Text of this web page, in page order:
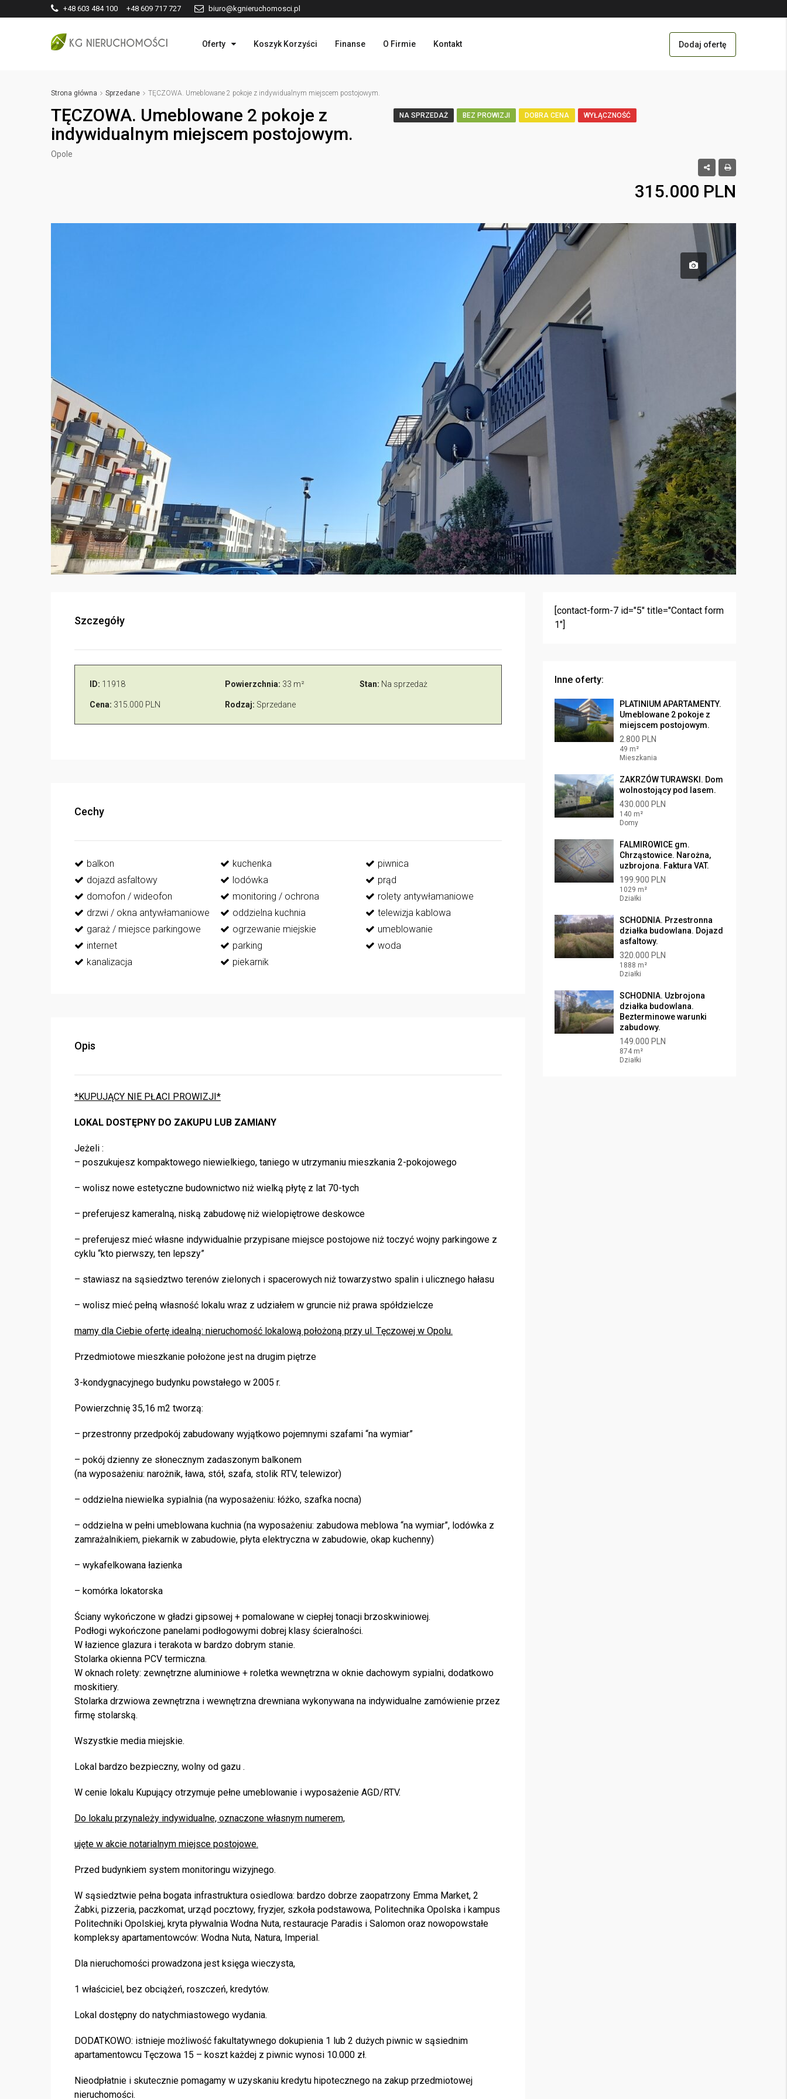
+48 603 484 100 +48 609 717 727 biuro@kgnieruchomosci.pl
Oferty Koszyk Korzyści Finanse O Firmie Kontakt Dodaj ofertę
Strona główna Sprzedane TĘCZOWA. Umeblowane 2 pokoje z indywidualnym miejscem postojowym.
TĘCZOWA. Umeblowane 2 pokoje z
indywidualnym miejscem postojowym.
NA SPRZEDAŻ BEZ PROWIZJI DOBRA CENA WYŁĄCZNOŚĆ
Opole
315.000 PLN
Szczegóły
ID: 11918
Cena: 315.000 PLN
Powierzchnia: 33 m²
Rodzaj: Sprzedane
Stan: Na sprzedaż
Cechy
balkon
dojazd asfaltowy
domofon / wideofon
drzwi / okna antywłamaniowe
garaż / miejsce parkingowe
internet
kanalizacja
kuchenka
lodówka
monitoring / ochrona
oddzielna kuchnia
ogrzewanie miejskie
parking
piekarnik
piwnica
prąd
rolety antywłamaniowe
telewizja kablowa
umeblowanie
woda
Opis
*KUPUJĄCY NIE PŁACI PROWIZJI*
LOKAL DOSTĘPNY DO ZAKUPU LUB ZAMIANY
Jeżeli :
– poszukujesz kompaktowego niewielkiego, taniego w utrzymaniu mieszkania 2-pokojowego
– wolisz nowe estetyczne budownictwo niż wielką płytę z lat 70-tych
– preferujesz kameralną, niską zabudowę niż wielopiętrowe deskowce
– preferujesz mieć własne indywidualnie przypisane miejsce postojowe niż toczyć wojny parkingowe z
cyklu “kto pierwszy, ten lepszy”
– stawiasz na sąsiedztwo terenów zielonych i spacerowych niż towarzystwo spalin i ulicznego hałasu
– wolisz mieć pełną własność lokalu wraz z udziałem w gruncie niż prawa spółdzielcze
mamy dla Ciebie ofertę idealną: nieruchomość lokalową położoną przy ul. Tęczowej w Opolu.
Przedmiotowe mieszkanie położone jest na drugim piętrze
3-kondygnacyjnego budynku powstałego w 2005 r.
Powierzchnię 35,16 m2 tworzą:
– przestronny przedpokój zabudowany wyjątkowo pojemnymi szafami “na wymiar”
– pokój dzienny ze słonecznym zadaszonym balkonem
(na wyposażeniu: narożnik, ława, stół, szafa, stolik RTV, telewizor)
– oddzielna niewielka sypialnia (na wyposażeniu: łóżko, szafka nocna)
– oddzielna w pełni umeblowana kuchnia (na wyposażeniu: zabudowa meblowa “na wymiar”, lodówka z
zamrażalnikiem, piekarnik w zabudowie, płyta elektryczna w zabudowie, okap kuchenny)
– wykafelkowana łazienka
– komórka lokatorska
Ściany wykończone w gładzi gipsowej + pomalowane w ciepłej tonacji brzoskwiniowej.
Podłogi wykończone panelami podłogowymi dobrej klasy ścieralności.
W łazience glazura i terakota w bardzo dobrym stanie.
Stolarka okienna PCV termiczna.
W oknach rolety: zewnętrzne aluminiowe + roletka wewnętrzna w oknie dachowym sypialni, dodatkowo
moskitiery.
Stolarka drzwiowa zewnętrzna i wewnętrzna drewniana wykonywana na indywidualne zamówienie przez
firmę stolarską.
Wszystkie media miejskie.
Lokal bardzo bezpieczny, wolny od gazu .
W cenie lokalu Kupujący otrzymuje pełne umeblowanie i wyposażenie AGD/RTV.
Do lokalu przynależy indywidualne, oznaczone własnym numerem,
ujęte w akcie notarialnym miejsce postojowe.
Przed budynkiem system monitoringu wizyjnego.
W sąsiedztwie pełna bogata infrastruktura osiedlowa: bardzo dobrze zaopatrzony Emma Market, 2
Żabki, pizzeria, paczkomat, urząd pocztowy, fryzjer, szkoła podstawowa, Politechnika Opolska i kampus
Politechniki Opolskiej, kryta pływalnia Wodna Nuta, restauracje Paradis i Salomon oraz nowopowstałe
kompleksy apartamentowców: Wodna Nuta, Natura, Imperial.
Dla nieruchomości prowadzona jest księga wieczysta,
1 właściciel, bez obciążeń, roszczeń, kredytów.
Lokal dostępny do natychmiastowego wydania.
DODATKOWO: istnieje możliwość fakultatywnego dokupienia 1 lub 2 dużych piwnic w sąsiednim
apartamentowcu Tęczowa 15 – koszt każdej z piwnic wynosi 10.000 zł.
Nieodpłatnie i skutecznie pomagamy w uzyskaniu kredytu hipotecznego na zakup przedmiotowej
nieruchomości.
[contact-form-7 id="5" title="Contact form
1"]
Inne oferty:
PLATINIUM APARTAMENTY.
Umeblowane 2 pokoje z
miejscem postojowym.
2.800 PLN
49 m²
Mieszkania
ZAKRZÓW TURAWSKI. Dom
wolnostojący pod lasem.
430.000 PLN
140 m²
Domy
FALMIROWICE gm.
Chrząstowice. Narożna,
uzbrojona. Faktura VAT.
199.900 PLN
1029 m²
Działki
SCHODNIA. Przestronna
działka budowlana. Dojazd
asfaltowy.
320.000 PLN
1888 m²
Działki
SCHODNIA. Uzbrojona
działka budowlana.
Bezterminowe warunki
zabudowy.
149.000 PLN
874 m²
Działki